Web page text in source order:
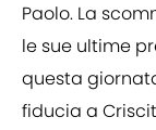
Paolo. La
le sue ultime
questa
fiducia a